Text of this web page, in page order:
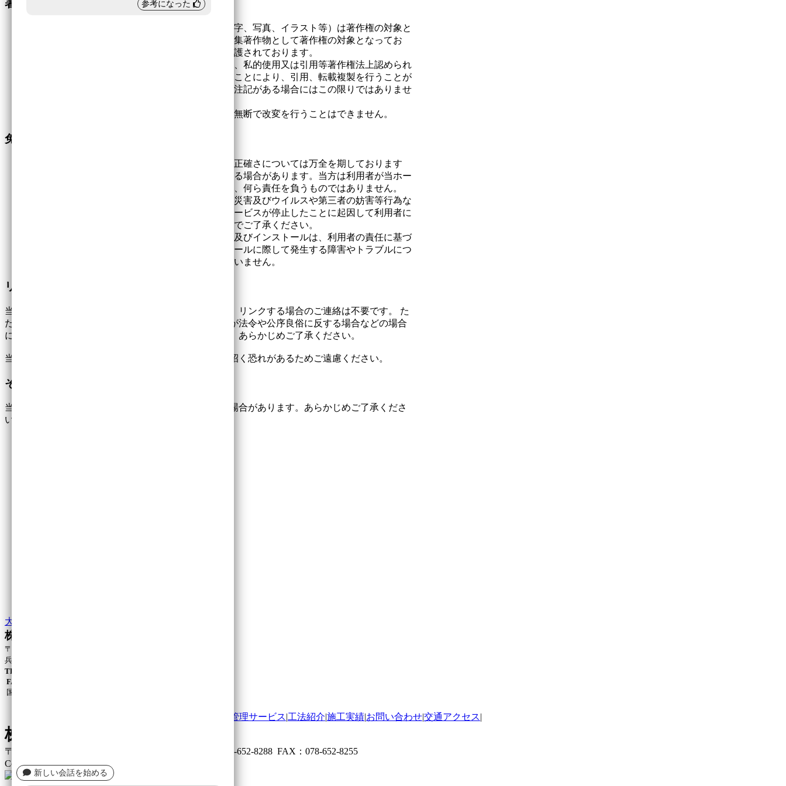
著作権について
当ホームページに掲載されている個々の情報（文字、写真、イラスト等）は著作権の対象と
なっております。また、当ホームページ全体も編集著作物として著作権の対象となってお
り、ともに各国の著作権法及び国際条約により保護されております。
当ホームページの内容の全部又は一部については、私的使用又は引用等著作権法上認められ
た行為として、適宜の方法により出所を明示することにより、引用、転載複製を行うことが
できます。ただし、「無断転載を禁じます」等の注記がある場合にはこの限りではありませ
当ホームページの内容の全部又は一部について、無断で改変を行うことはできません。
免責事項
当ホームページに情報を掲載する際には、情報の正確さについては万全を期しております
が、技術的・法的に不完全な記述や誤植が含まれる場合があります。当方は利用者が当ホー
ムページの情報を用いて行う一切の行為について、何ら責任を負うものではありません。
当ホームページの保守、火災・停電その他の自然災害及びウイルスや第三者の妨害等行為な
どの不可抗力によって、当ホームページによるサービスが停止したことに起因して利用者に
生じた損害につき、当方は責任を負いかねますのでご了承ください。
ブラウザソフトや各種ツールなどのダウンロード及びインストールは、利用者の責任に基づ
いて行ってください。ダウンロード及びインストールに際して発生する障害やトラブルにつ
いて、当方は損害賠償や問題解決の責任を一切負いません。
リンクについて
当ホームページへのリンクは原則として自由ですので、リンクする場合のご連絡は不要です。 た
だし、悪用の意図があきらかな場合やリンク元の内容が法令や公序良俗に反する場合などの場合
には、リンクの削除をお願いすることがありますので、あらかじめご了承ください。
当ホームページをフレーム内に表示することは誤解を招く恐れがあるためご遠慮ください。
その他
当ホームページは予告なしに内容を変更又は削除する場合があります。あらかじめご了承くださ
い。
大きな地図で見る
株式会社トラストテクノ
〒652-0866
兵庫県神戸市兵庫区遠矢浜町2-44
TEL.078-652-8288
FAX.078-652-8255
国土交通大臣許可（特－4）第20786号
維持管理サービス|工法紹介|施工実績|お問い合わせ|交通アクセス|
株式会社トラストテクノ
〒652-0866 兵庫県神戸市兵庫区遠矢浜町2-44 TEL：078-652-8288 FAX：078-652-8255
Copyright©株式会社トラストテクノ
参考になった
新しい会話を始める